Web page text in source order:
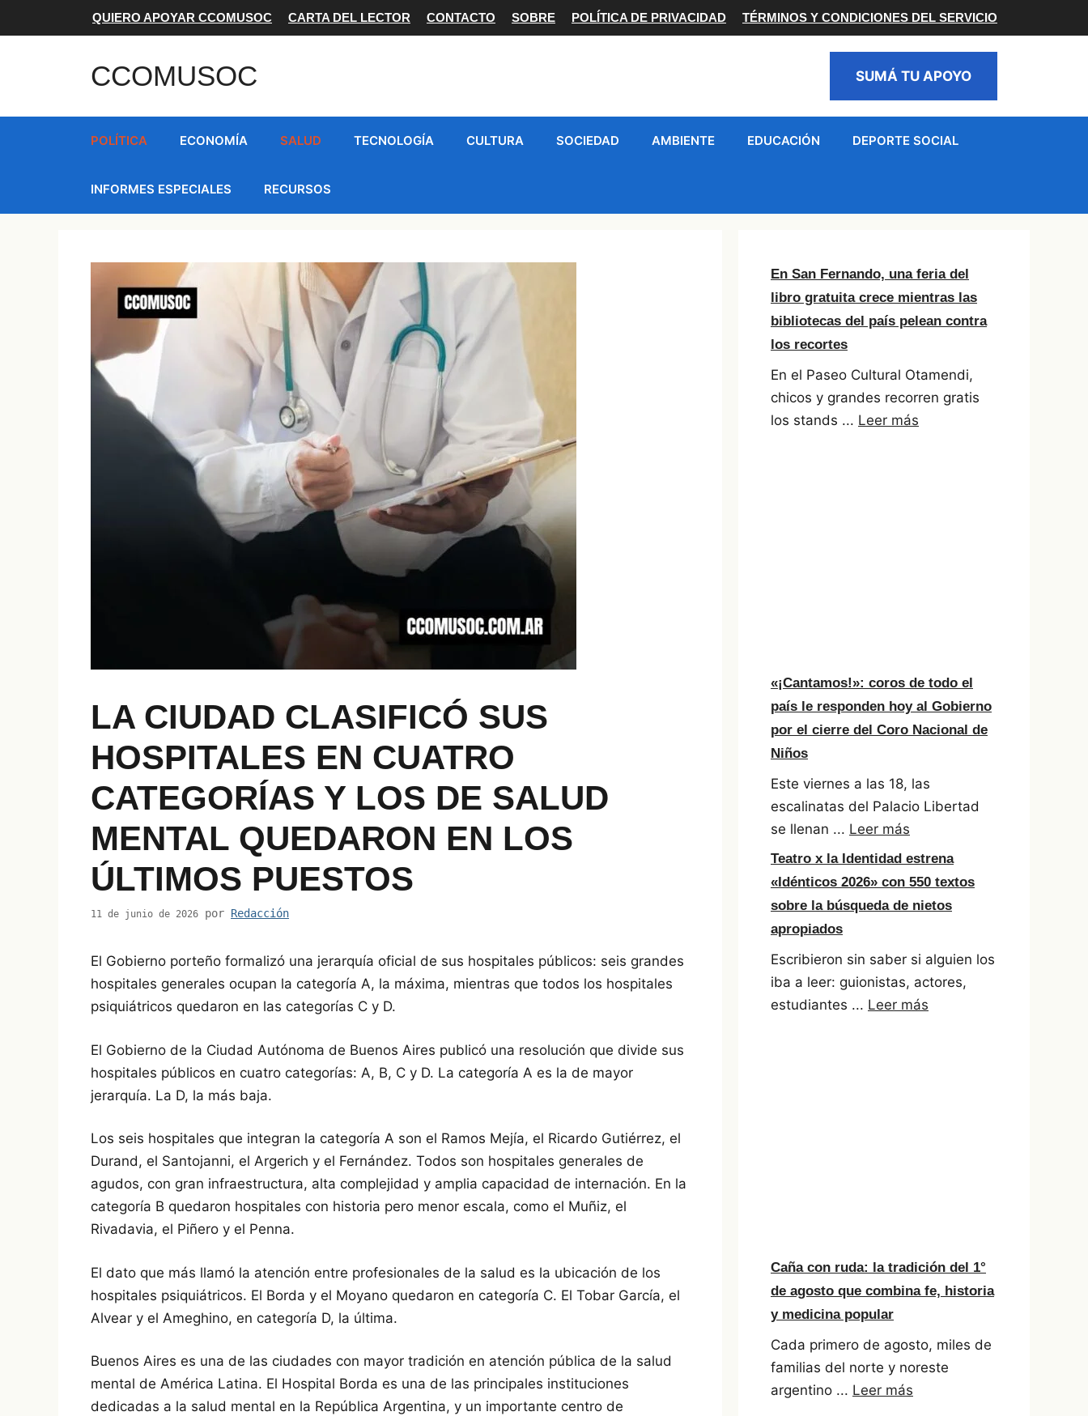
al
QUIERO APOYAR CCOMUSOC CARTA DEL LECTOR CONTACTO SOBRE POLÍTICA DE PRIVACIDAD TÉRMINOS Y CONDICIONES DEL SERVICIO
CCOMUSOC SUMÁ TU APOYO
POLÍTICA ECONOMÍA SALUD TECNOLOGÍA CULTURA SOCIEDAD AMBIENTE EDUCACIÓN DEPORTE SOCIAL
INFORMES ESPECIALES RECURSOS
LA CIUDAD CLASIFICÓ SUS
HOSPITALES EN CUATRO
CATEGORÍAS Y LOS DE SALUD
MENTAL QUEDARON EN LOS
ÚLTIMOS PUESTOS
11 de junio de 2026 por Redacción
El Gobierno porteño formalizó una jerarquía oficial de sus hospitales públicos: seis grandes
hospitales generales ocupan la categoría A, la máxima, mientras que todos los hospitales
psiquiátricos quedaron en las categorías C y D.
El Gobierno de la Ciudad Autónoma de Buenos Aires publicó una resolución que divide sus
hospitales públicos en cuatro categorías: A, B, C y D. La categoría A es la de mayor
jerarquía. La D, la más baja.
Los seis hospitales que integran la categoría A son el Ramos Mejía, el Ricardo Gutiérrez, el
Durand, el Santojanni, el Argerich y el Fernández. Todos son hospitales generales de
agudos, con gran infraestructura, alta complejidad y amplia capacidad de internación. En la
categoría B quedaron hospitales con historia pero menor escala, como el Muñiz, el
Rivadavia, el Piñero y el Penna.
El dato que más llamó la atención entre profesionales de la salud es la ubicación de los
hospitales psiquiátricos. El Borda y el Moyano quedaron en categoría C. El Tobar García, el
Alvear y el Ameghino, en categoría D, la última.
Buenos Aires es una de las ciudades con mayor tradición en atención pública de la salud
mental de América Latina. El Hospital Borda es una de las principales instituciones
dedicadas a la salud mental en la República Argentina, y un importante centro de
En San Fernando, una feria del
libro gratuita crece mientras las
bibliotecas del país pelean contra
los recortes
En el Paseo Cultural Otamendi,
chicos y grandes recorren gratis
los stands ... Leer más
«¡Cantamos!»: coros de todo el
país le responden hoy al Gobierno
por el cierre del Coro Nacional de
Niños
Este viernes a las 18, las
escalinatas del Palacio Libertad
se llenan ... Leer más
Teatro x la Identidad estrena
«Idénticos 2026» con 550 textos
sobre la búsqueda de nietos
apropiados
Escribieron sin saber si alguien los
iba a leer: guionistas, actores,
estudiantes ... Leer más
Caña con ruda: la tradición del 1°
de agosto que combina fe, historia
y medicina popular
Cada primero de agosto, miles de
familias del norte y noreste
argentino ... Leer más